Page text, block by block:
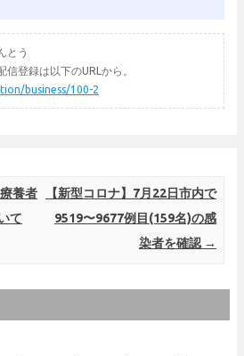
とう
信登録は以下のURLから。
business/100-2
養者
て
【新型コロナ】7月22日市内で
9519〜9677例目(159名)の感
染者を確認 →